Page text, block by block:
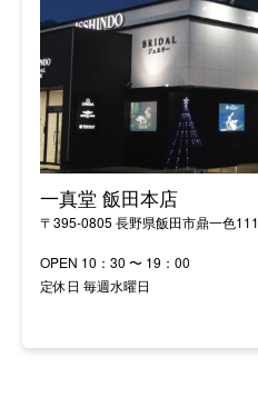
一真堂 飯田本店
〒395-0805 長野県飯田市鼎一色111
OPEN 10：30 〜 19：00
定休日 毎週水曜日